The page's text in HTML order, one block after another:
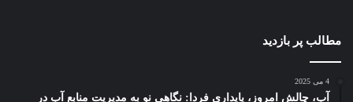
مطالب پر بازدید
4 می 2025
آب، چالش امروز، پایداری فردا: نگاهی نو به مدیریت منابع آب در